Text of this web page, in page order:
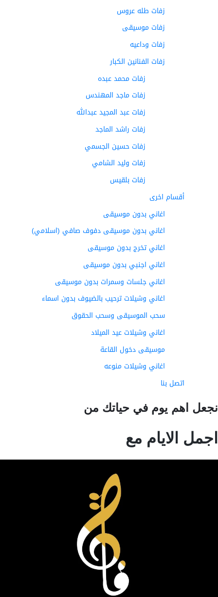
زفات طله عروس
زفات موسيقى
زفات وداعيه
زفات الفنانين الكبار
زفات محمد عبده
زفات ماجد المهندس
زفات عبد المجيد عبدالله
زفات راشد الماجد
زفات حسين الجسمي
زفات وليد الشامي
زفات بلقيس
أقسام اخرى
اغاني بدون موسيقى
اغاني بدون موسيقى دفوف صافي (اسلامي)
اغاني تخرج بدون موسيقى
اغاني اجنبي بدون موسيقى
اغاني جلسات وسمرات بدون موسيقى
اغاني وشيلات ترحيب بالضيوف بدون اسماء
سحب الموسيقى وسحب الحقوق
اغاني وشيلات عيد الميلاد
موسيقى دخول القاعة
اغاني وشيلات منوعه
اتصل بنا
اهم يوم في حياتك من
الايام مع